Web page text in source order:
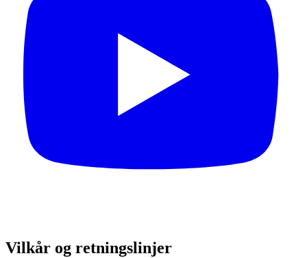
Vilkår og retningslinjer